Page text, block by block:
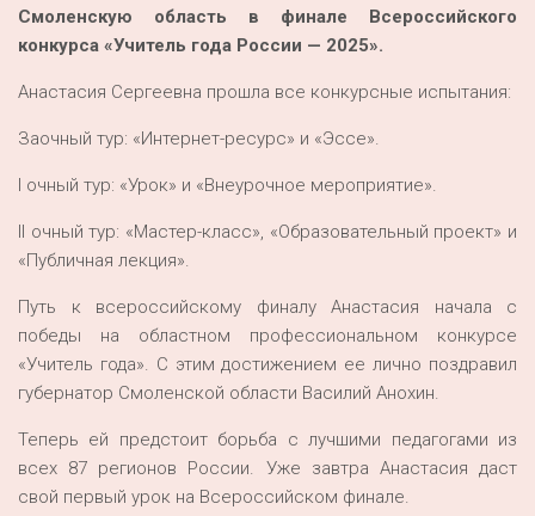
Смоленскую область в финале Всероссийского
конкурса «Учитель года России — 2025».
Анастасия Сергеевна прошла все конкурсные испытания:
Заочный тур: «Интернет-ресурс» и «Эссе».
I очный тур: «Урок» и «Внеурочное мероприятие».
II очный тур: «Мастер-класс», «Образовательный проект» и
«Публичная лекция».
Путь к всероссийскому финалу Анастасия начала с
победы на областном профессиональном конкурсе
«Учитель года». С этим достижением ее лично поздравил
губернатор Смоленской области Василий Анохин.
Теперь ей предстоит борьба с лучшими педагогами из
всех 87 регионов России. Уже завтра Анастасия даст
свой первый урок на Всероссийском финале.